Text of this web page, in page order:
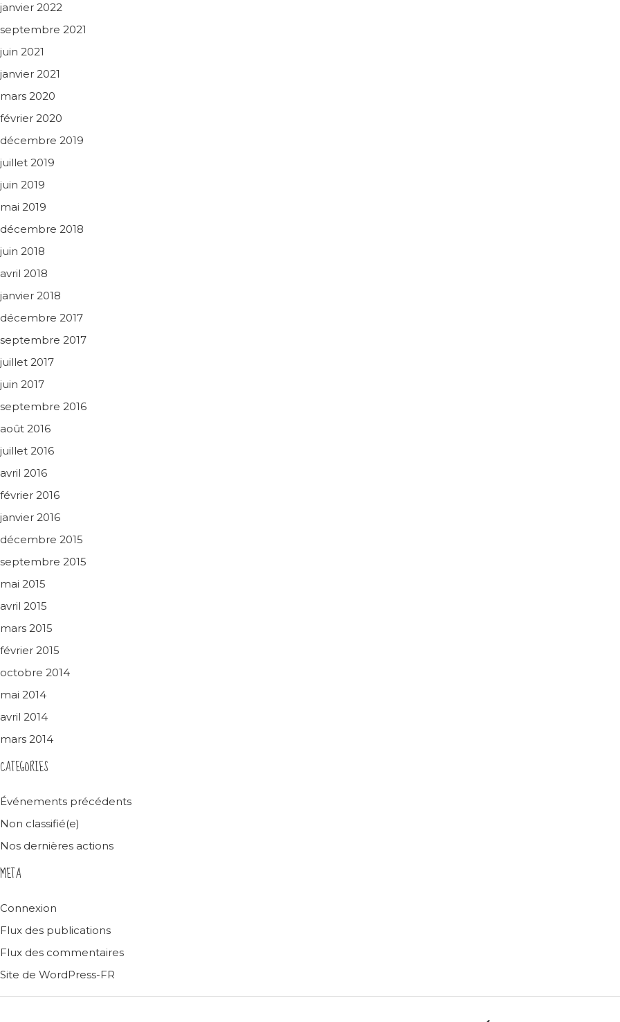
janvier 2022
septembre 2021
juin 2021
janvier 2021
mars 2020
février 2020
décembre 2019
juillet 2019
juin 2019
mai 2019
décembre 2018
juin 2018
avril 2018
janvier 2018
décembre 2017
septembre 2017
juillet 2017
juin 2017
septembre 2016
août 2016
juillet 2016
avril 2016
février 2016
janvier 2016
décembre 2015
septembre 2015
mai 2015
avril 2015
mars 2015
février 2015
octobre 2014
mai 2014
avril 2014
mars 2014
CATEGORIES
Événements précédents
Non classifié(e)
Nos dernières actions
META
Connexion
Flux des publications
Flux des commentaires
Site de WordPress-FR